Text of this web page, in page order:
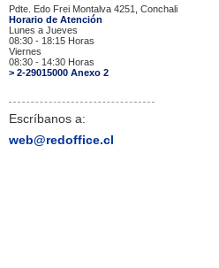
Pdte. Edo Frei Montalva 4251, Conchali
Horario de Atención
Lunes a Jueves
08:30 - 18:15 Horas
Viernes
08:30 - 14:30 Horas
> 2-29015000 Anexo 2
Escríbanos a:
web@redoffice.cl